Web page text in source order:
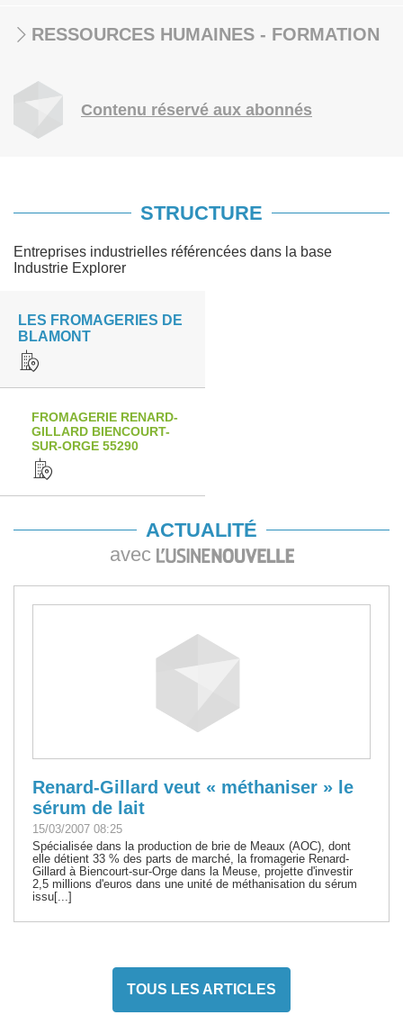
RESSOURCES HUMAINES - FORMATION
Contenu réservé aux abonnés
STRUCTURE
Entreprises industrielles référencées dans la base
Industrie Explorer
LES FROMAGERIES DE
BLAMONT
FROMAGERIE RENARD-
GILLARD BIENCOURT-
SUR-ORGE 55290
ACTUALITÉ
avec
Renard-Gillard veut « méthaniser » le
sérum de lait
15/03/2007 08:25
Spécialisée dans la production de brie de Meaux (AOC), dont
elle détient 33 % des parts de marché, la fromagerie Renard-
Gillard à Biencourt-sur-Orge dans la Meuse, projette d'investir
2,5 millions d'euros dans une unité de méthanisation du sérum
issu[...]
TOUS LES ARTICLES